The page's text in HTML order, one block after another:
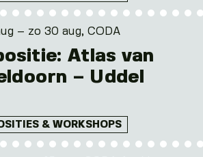
– zo 30 aug, CODA
Atlas van
– Uddel
& WORKSHOPS